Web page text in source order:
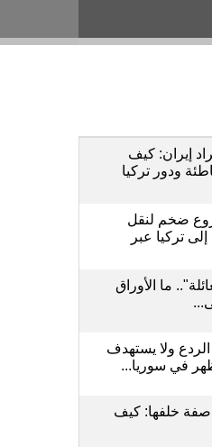
إيران: كيف
ودور تركيا
ضخم لنقل
تركيا عبر
ما الأوراق
الردع ولا يستهدف
في سوريا...
خلفها: كيف